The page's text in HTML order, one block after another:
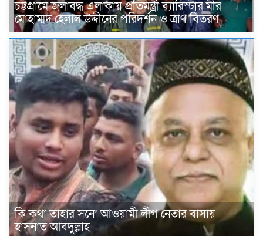
চট্টগ্রামে জলাবদ্ধ এলাকায় প্রতিমন্ত্রী ব্যারিস্টার মীর
মোহাম্মদ হেলাল উদ্দীনের পরিদর্শন ও ত্রাণ বিতরণ
কি কথা তাহার সনে’ আওয়ামী লীগ নেতার বাসায়
হাসনাত আবদুল্লাহ